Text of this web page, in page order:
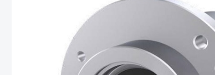
MEASURING EQUIPMENT
計測機器関連製品